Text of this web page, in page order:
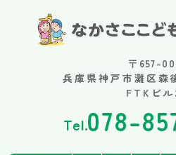
〒657-
兵庫県神戸市灘区森
FTKビル
Tel.078-